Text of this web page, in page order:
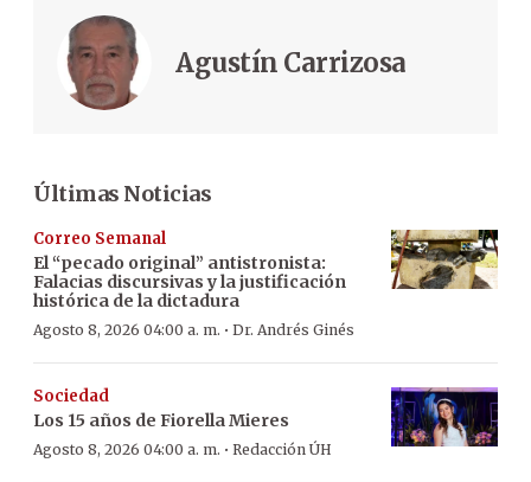
Agustín Carrizosa
Últimas Noticias
Correo Semanal
El “pecado original” antistronista:
Falacias discursivas y la justificación
histórica de la dictadura
Agosto 8, 2026 04:00 a. m. · Dr. Andrés Ginés
Sociedad
Los 15 años de Fiorella Mieres
Agosto 8, 2026 04:00 a. m. · Redacción ÚH